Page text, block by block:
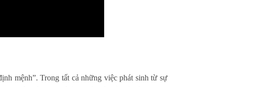
mệnh”. Trong tất cả những việc phát sinh từ sự